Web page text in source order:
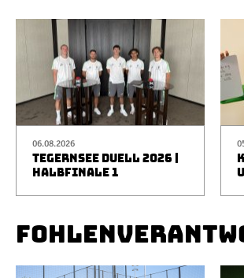
06.08.2026
TEGERNSEE DUELL 2026 |
HALBFINALE 1